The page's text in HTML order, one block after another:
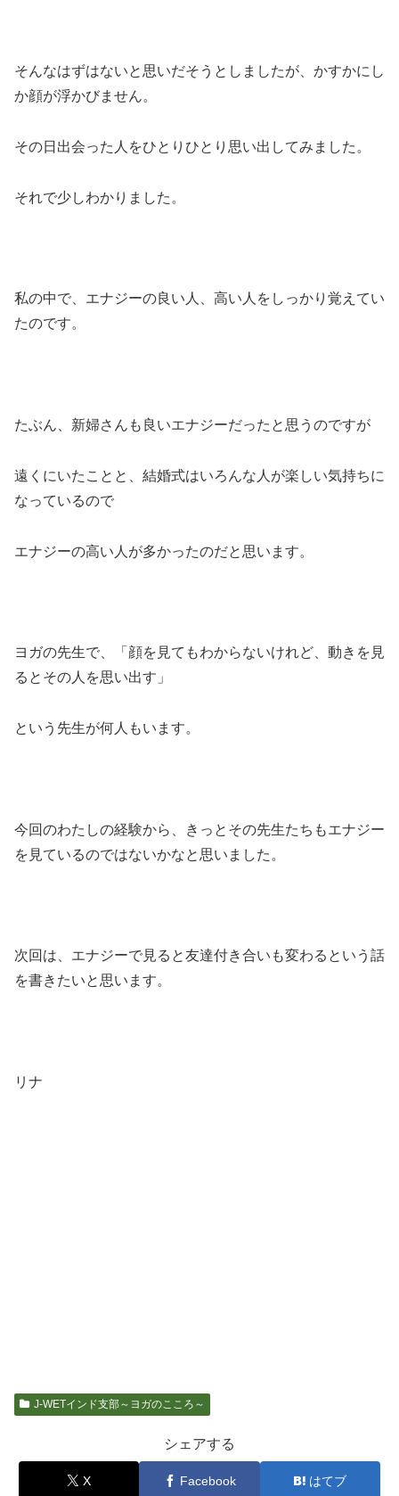
そんなはずはないと思いだそうとしましたが、かすかにし
か顔が浮かびません。
その日出会った人をひとりひとり思い出してみました。
それで少しわかりました。
私の中で、エナジーの良い人、高い人をしっかり覚えてい
たのです。
たぶん、新婦さんも良いエナジーだったと思うのですが
遠くにいたことと、結婚式はいろんな人が楽しい気持ちに
なっているので
エナジーの高い人が多かったのだと思います。
ヨガの先生で、「顔を見てもわからないけれど、動きを見
るとその人を思い出す」
という先生が何人もいます。
今回のわたしの経験から、きっとその先生たちもエナジー
を見ているのではないかなと思いました。
次回は、エナジーで見ると友達付き合いも変わるという話
を書きたいと思います。
リナ
J-WETインド支部～ヨガのこころ～
シェアする
X Facebook はてブ